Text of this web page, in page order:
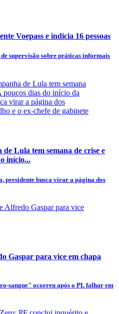
Voepass e indicia 16 pessoas
supervisão sobre práticas informais
Lula tem semana de crise e
início...
presidente busca virar a página dos
Gaspar para vice em chapa
sangue" ocorreu após o PL falhar em